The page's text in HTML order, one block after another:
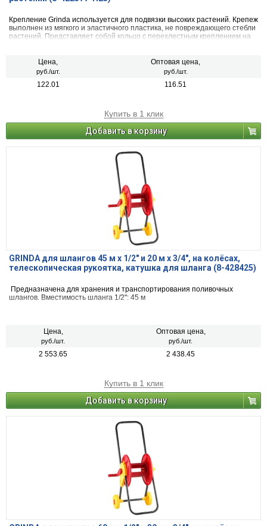
Крепление Grinda используется для подвязки высоких растений. Крепеж
выполнен из мягкого и эластичного пластика, не повреждающего стебли
растений. Представляет собой кольцо с перехлестным креплением на
Цена,
руб./шт.
Оптовая цена,
руб./шт.
122.01 116.51
Купить в 1 клик
Добавить в корзину
GRINDA для шлангов 45 м x 1/2″ и 20 м х 3/4″, на колёсах,
телескопическая рукоятка, катушка для шланга (8-428425)
Предназначена для хранения и транспортирования поливочных
шлангов. Вместимость шланга 1/2": 45 м
Цена,
руб./шт.
Оптовая цена,
руб./шт.
2 553.65 2 438.45
Купить в 1 клик
Добавить в корзину